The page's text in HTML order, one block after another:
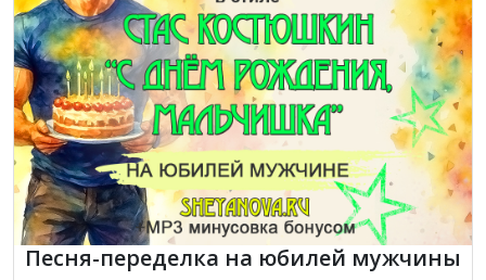
Песня-переделка на юбилей мужчины